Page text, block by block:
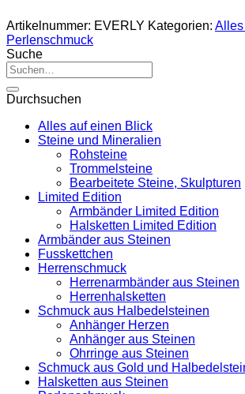
Artikelnummer: EVERLY Kategorien:
Perlenschmuck
Suche
Suche
nach:
Durchsuchen
Alles auf einen Blick
Steine und Mineralien
Rohsteine
Trommelsteine
Bearbeitete Steine, Skulpturen
Limited Edition
Armbänder Limited Edition
Halsketten Limited Edition
Armbänder aus Steinen
Fusskettchen
Herrenschmuck
Herrenarmbänder aus Steinen
Herrenhalsketten
Schmuck aus Halbedelsteinen
Anhänger Herzen
Anhänger aus Steinen
Ohrringe aus Steinen
Schmuck aus Gold und
Halsketten aus Steinen